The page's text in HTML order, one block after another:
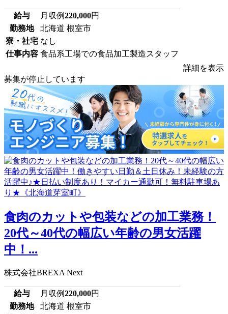
給与 月収例220,000円
勤務地
北海道 根室市
寮・社宅 なし
仕事内容 食品系工場での食品加工製造スタッフ
詳細を表示
募集が停止しています
食肉のカットや包装などの加工業務！
20代～40代の幅広い年齢の男女活躍
中！...
株式会社BREXA Next
給与 月収例220,000円
勤務地
北海道 根室市